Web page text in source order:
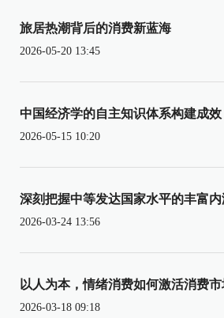
旅居热潮背后的消费新蓝海
2026-05-20 13:45
中国经济学的自主知识体系构建成效
2026-05-15 10:20
深刻把握中等发达国家水平的丰富内
2026-03-24 13:56
以人为本，情绪消费如何激活消费
2026-03-18 09:18